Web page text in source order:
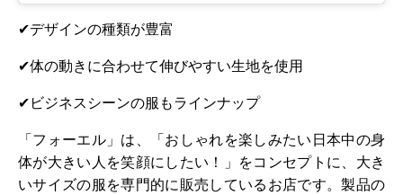
✔デザインの種類が豊富
✔体の動きに合わせて伸びやすい生地を使用
✔ビジネスシーンの服もラインナップ
「フォーエル」は、「おしゃれを楽しみたい日本中の身
体が大きい人を笑顔にしたい！」をコンセプトに、大き
いサイズの服を専門的に販売しているお店です。製品の